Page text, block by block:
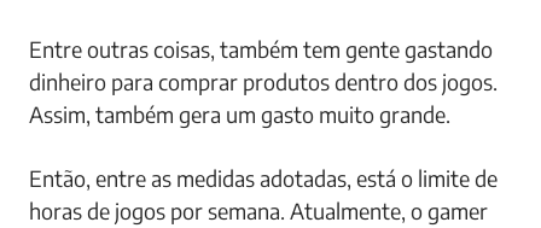
Entre outras coisas, também tem gente gastando
dinheiro para comprar produtos dentro dos jogos.
Assim, também gera um gasto muito grande.
Então, entre as medidas adotadas, está o limite de
horas de jogos por semana. Atualmente, o gamer